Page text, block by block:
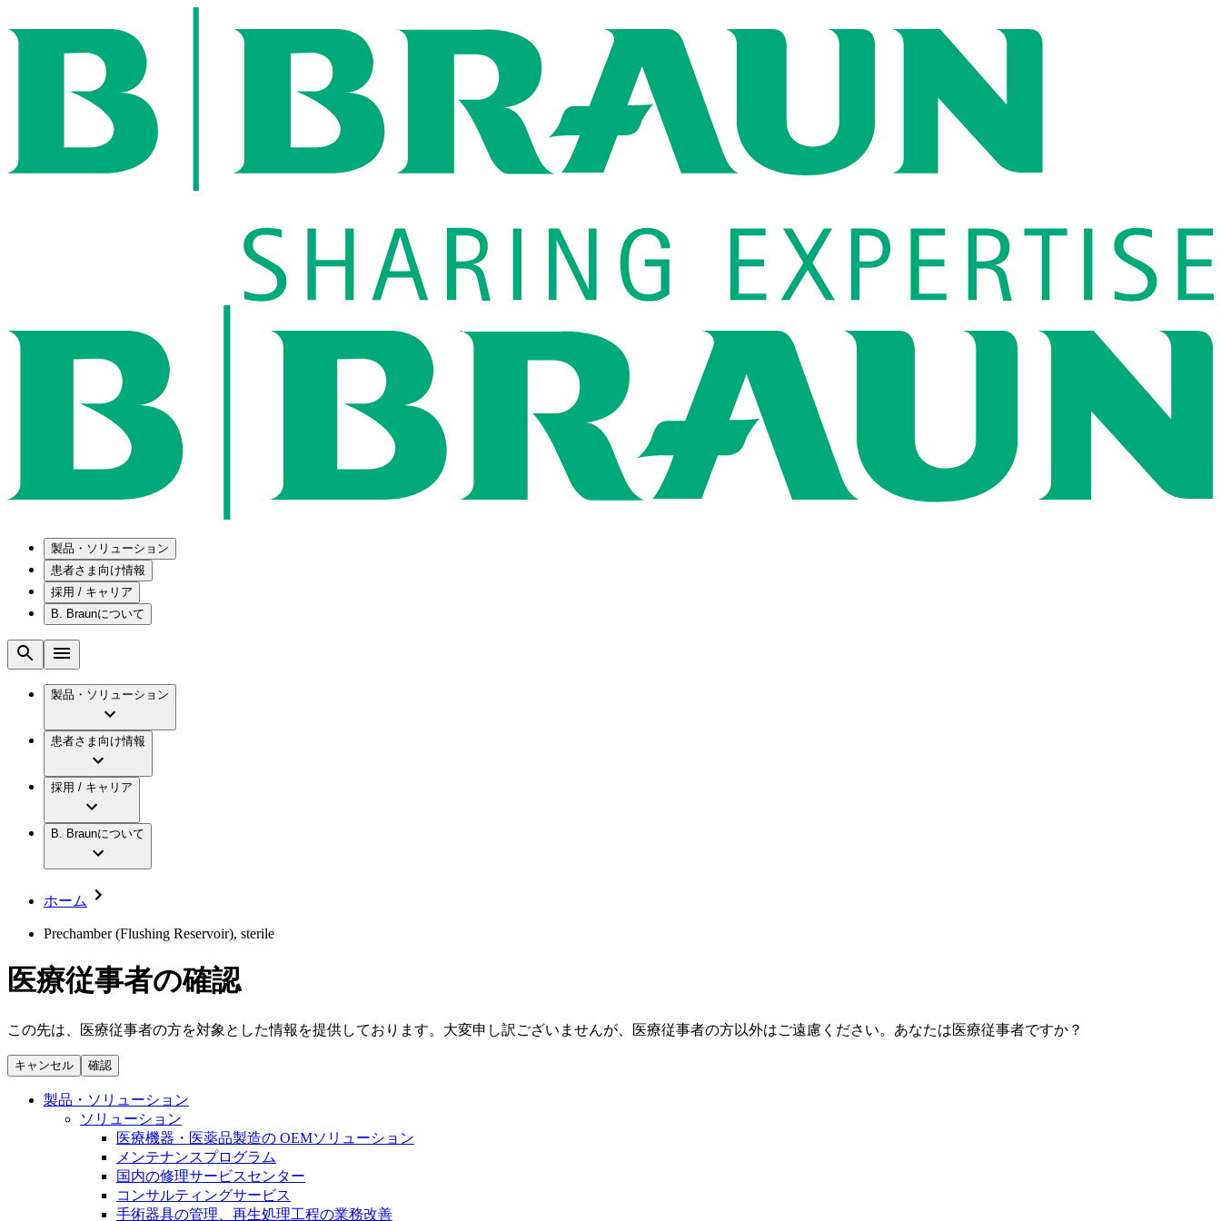
製品・ソリューション
ソリューション
国内の修理サービスセンター
コンサルティングサービス
製品・診療領域
コンチネンスケア
輸液療法
脳神経外科
手術用鋼製器具と滅菌コンテナーシステム
パワーシステム
縫合糸 / 皮膚用接着剤
血管内塞栓術
ソリューション
患者さま向け情報
腰椎椎間板ヘルニアについて
水頭症について
慢性創傷の治癒
アクトリーン ハイライト カテ
アクトリーン ハイライト セット
疾患・症状
採用 / キャリア
ビー・ブラウンエースクラップ株式会社の採用情報
グローバル（B. Braunグループ）の採用情報
グローバル（B. Braunグループ）の会社概要
キャリア（B. Braunで働くということ）
グローバルの社員ストーリー
採用情報
B. Braunについて
ビジョンとバリュー
ブランド
エースクラップアカデミー
私たちの責任
サステナビリティ
お問合せ
お問合せフォーム
取材・撮影のお申込み
ニューススペース
会社
私たちの責任
製品・ソリューション
患者さま向け情報
採用 / キャリア
B. Braunについて
ホーム
Prechamber (Flushing Reservoir), sterile
医療従事者の確認
この先は、医療従事者の方を対象とした情報を提供しております。大変申し訳ございませんが、医療従事者の方以外はご遠慮ください。あなたは医療従事者ですか？
キャンセル 確認
製品・ソリューション
ソリューション
医療機器・医薬品製造の OEMソリューション
メンテナンスプログラム
国内の修理サービスセンター
コンサルティングサービス
手術器具の管理、再生処理工程の業務改善